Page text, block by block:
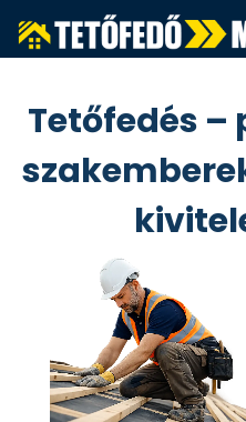
tetofedomost
Tetőfedő szakemberek tetőfedéshez, tetőjavításhoz és tetőfelújításhoz országszerte
Tetőfedés